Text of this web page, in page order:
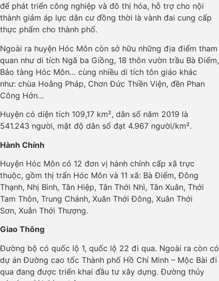
để phát triển công nghiệp và đô thị hóa, hỗ trợ cho nội
thành giảm áp lực dân cư đồng thời là vành đai cung cấp
thực phẩm cho thành phố.
Ngoài ra huyện Hóc Môn còn sở hữu những địa điểm tham
quan như di tích Ngã ba Giồng, 18 thôn vườn trầu Bà Điểm,
Bảo tàng Hóc Môn… cùng nhiều di tích tôn giáo khác
như: chùa Hoằng Pháp, Chơn Đức Thiền Viện, đền Phan
Công Hớn…
Huyện có diện tích 109,17 km², dân số năm 2019 là
541.243 người, mật độ dân số đạt 4.967 người/km².
Hành Chính
Huyện Hóc Môn có 12 đơn vị hành chính cấp xã trực
thuộc, gồm thị trấn Hóc Môn và 11 xã: Bà Điểm, Đông
Thạnh, Nhị Bình, Tân Hiệp, Tân Thới Nhì, Tân Xuân, Thới
Tam Thôn, Trung Chánh, Xuân Thới Đông, Xuân Thới
Sơn, Xuân Thới Thượng.
Giao Thông
Đường bộ có quốc lộ 1, quốc lộ 22 đi qua. Ngoài ra còn có
dự án Đường cao tốc Thành phố Hồ Chí Minh – Mộc Bài đi
qua đang được triển khai đầu tư xây dựng. Đường thủy